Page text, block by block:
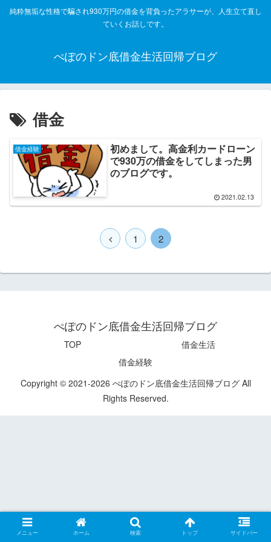
純粋無垢な性格で騙され930万円の借金を背負ったアラサーが、人生立て直し
ていくお話しです。
ぺぽのドン底借金生活回帰ブログ
借金
借金経験
初めまして。高金利カードローン
で930万の借金をしてしまった男
のブログです。
2021.02.13
1 2
ぺぽのドン底借金生活回帰ブログ
TOP
借金生活
借金経験
Copyright © 2021-2026 ぺぽのドン底借金生活回帰ブログ All
Rights Reserved.
メニュー ホーム 検索 トップ サイドバー